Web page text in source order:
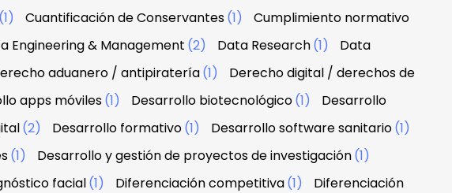
(1) Cuantificación de Conservantes(1)
Cumplimiento normativo
Engineering & Management (2) Data Research(1)
Data
aduanero / antipiratería(1)
Derecho digital / derechos de
apps móviles(1) Desarrollo biotecnológico(1)
Desarrollo
(2) Desarrollo formativo(1) Desarrollo software sanitario(1)
(1) Desarrollo y gestión de proyectos de investigación(1)
facial(1) Diferenciación competitiva(1)
Diferenciación